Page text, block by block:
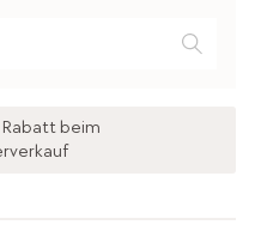
Rabatt beim